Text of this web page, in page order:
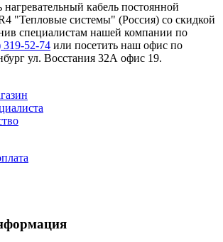
нагревательный кабель постоянной
"Тепловые системы" (Россия) со скидкой
специалистам нашей компании по
319-52-74 или посетить наш офис по
ул. Восстания 32А офис 19.